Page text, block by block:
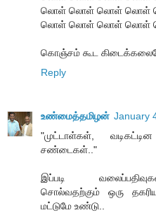
லொள் லொள் லொள் லொள்
லொள் லொள் லொள் லொள்
கொஞ்சம் கூட
Reply
உண்மைத்தமிழன் January
"முட்டாள்கள்,
சண்டைகள்.."
இப்படி
சொல்வதற்கும் ஒரு
மட்டுமே உண்டு..